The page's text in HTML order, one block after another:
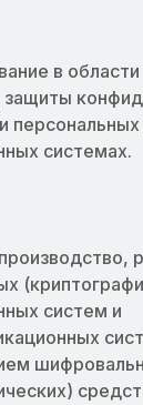
в
системах.
систем и